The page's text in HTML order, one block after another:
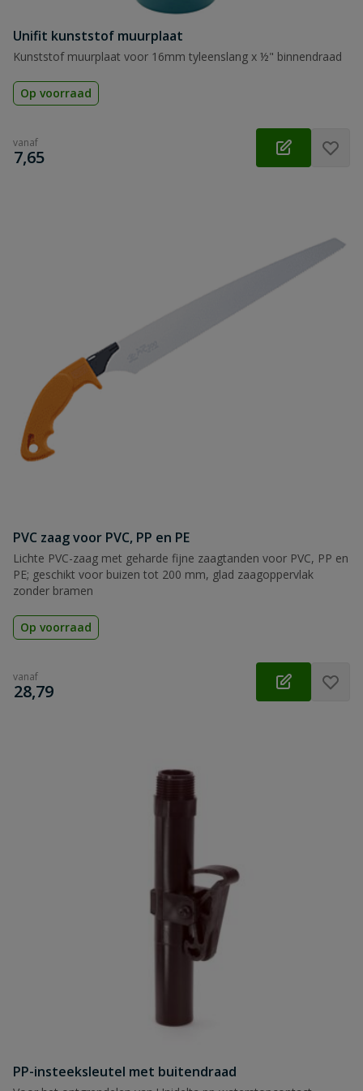
Unifit kunststof muurplaat
Kunststof muurplaat voor 16mm tyleenslang x ½" binnendraad
Op voorraad
vanaf
€
7,65
PVC zaag voor PVC, PP en PE
Lichte PVC-zaag met geharde fijne zaagtanden voor PVC, PP en
PE; geschikt voor buizen tot 200 mm, glad zaagoppervlak
zonder bramen
Op voorraad
vanaf
€
28,79
PP-insteeksleutel met buitendraad